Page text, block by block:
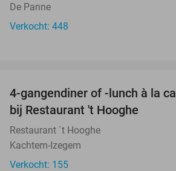
De Panne
Verkocht: 448
4-gangendiner of -lunch à la
bij Restaurant 't Hooghe
Restaurant ´t Hooghe
Kachtem-Izegem
Verkocht: 155